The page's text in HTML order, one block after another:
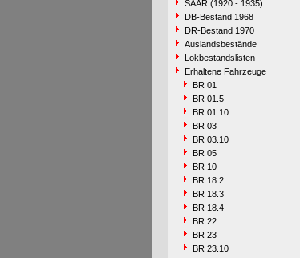
SAAR (1920 - 1935)
DB-Bestand 1968
DR-Bestand 1970
Auslandsbestände
Lokbestandslisten
Erhaltene Fahrzeuge
BR 01
BR 01.5
BR 01.10
BR 03
BR 03.10
BR 05
BR 10
BR 18.2
BR 18.3
BR 18.4
BR 22
BR 23
BR 23.10